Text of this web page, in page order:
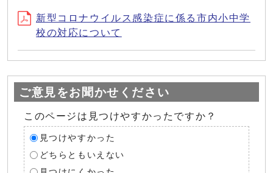
新型コロナウイルス感染症に係る市内小中学
校の対応について
ご意見をお聞かせください
このページは見つけやすかったですか？
見つけやすかった
どちらともいえない